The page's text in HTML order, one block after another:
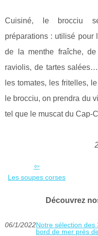
Cuisiné, le brocciu
préparations : utilisé pour
de la menthe fraîche,
raviolis, de tartes
les tomates, les fritelles,
le brocciu, on prendra du
tel que le muscat du Cap-
Les soupes corses
Découvrez
06/1/2022Notre sélection des
bord de mer près